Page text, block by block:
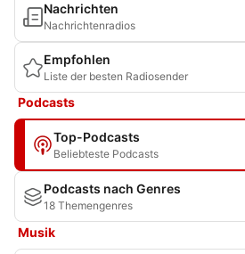
Nachrichten
Nachrichtenradios
Empfohlen
Liste der besten Radiosender
Podcasts
Top-Podcasts
Beliebteste Podcasts
Podcasts nach Genres
18 Themengenres
Musik